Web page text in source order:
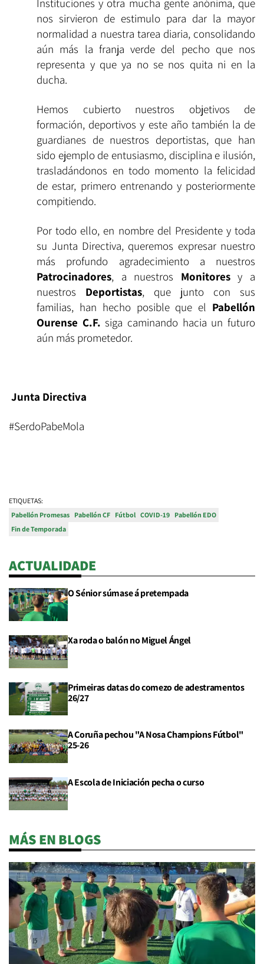
nos sirvieron de estimulo para dar la mayor
normalidad a nuestra tarea diaria, consolidando
aún más la franja verde del pecho que nos
representa y que ya no se nos quita ni en la
ducha.
Hemos cubierto nuestros objetivos de
formación, deportivos y este año también la de
guardianes de nuestros deportistas, que han
sido ejemplo de entusiasmo, disciplina e ilusión,
trasladándonos en todo momento la felicidad
de estar, primero entrenando y posteriormente
compitiendo.
Por todo ello, en nombre del Presidente y toda
su Junta Directiva, queremos expresar nuestro
más profundo agradecimiento a nuestros
Patrocinadores, a nuestros Monitoresy a
nuestros Deportistas, que junto con sus
familias, han hecho posible que el Pabellón
Ourense C.F. siga caminando hacia un futuro
aún más prometedor.
Junta Directiva
#SerdoPabeMola
ETIQUETAS:
Pabellón Promesas Pabellón CF Fútbol COVID-19 Pabellón EDO
Fin de Temporada
ACTUALIDADE
O Sénior súmase á pretempada
Xa roda o balón no Miguel Ángel
Primeiras datas do comezo de adestramentos
26/27
A Coruña pechou "A Nosa Champions Fútbol"
25-26
A Escola de Iniciación pecha o curso
MÁS EN BLOGS